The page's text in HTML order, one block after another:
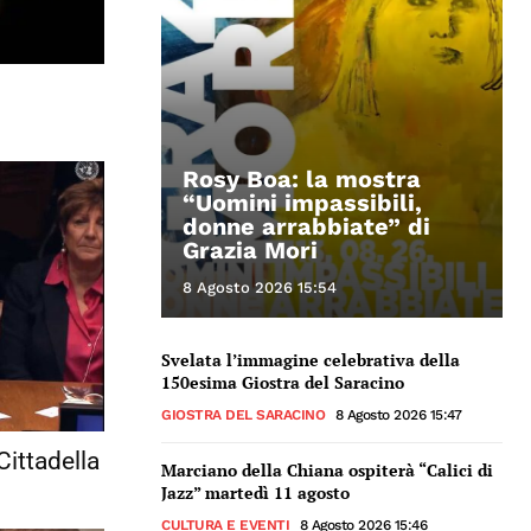
Rosy Boa: la mostra
“Uomini impassibili,
donne arrabbiate” di
Grazia Mori
8 Agosto 2026 15:54
Svelata l’immagine celebrativa della
150esima Giostra del Saracino
GIOSTRA DEL SARACINO 8 Agosto 2026 15:47
Marciano della Chiana ospiterà “Calici di
Jazz” martedì 11 agosto
CULTURA E EVENTI 8 Agosto 2026 15:46